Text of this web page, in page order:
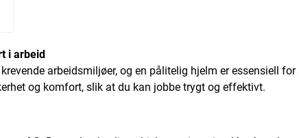
i arbeid
arbeidsmiljøer, og en pålitelig hjelm er essensiell
og komfort, slik at du kan jobbe trygt og effektivt.